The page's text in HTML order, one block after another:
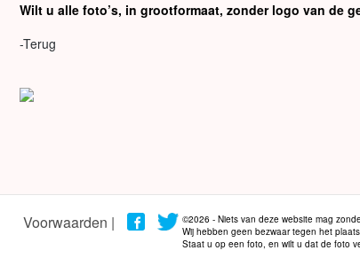
Wilt u alle foto’s, in grootformaat, zonder logo van de
-Terug
Voorwaarden |
©2026 - Niets van deze website mag
Wij hebben geen bezwaar tegen het
Staat u op een foto, en wilt u dat de foto